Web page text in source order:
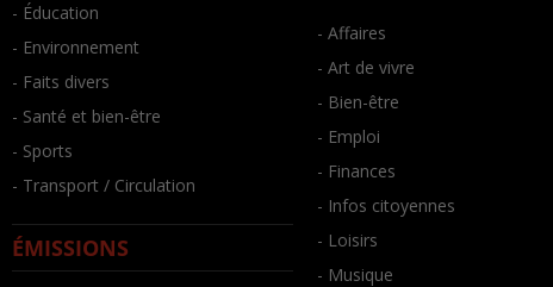
- Éducation
- Environnement
- Faits divers
- Santé et bien-être
- Sports
- Transport / Circulation
ÉMISSIONS
- Affaires
- Art de vivre
- Bien-être
- Emploi
- Finances
- Infos citoyennes
- Loisirs
- Musique